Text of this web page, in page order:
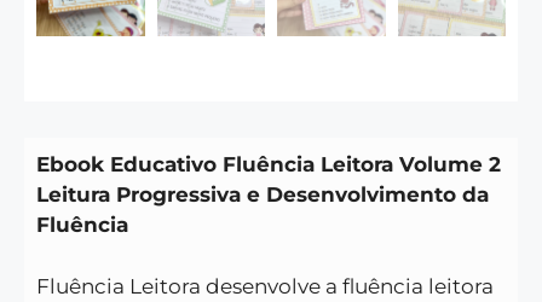
Ebook Educativo Fluência Leitora Volume 2
Leitura Progressiva e Desenvolvimento da
Fluência
Fluência Leitora desenvolve a fluência leitora